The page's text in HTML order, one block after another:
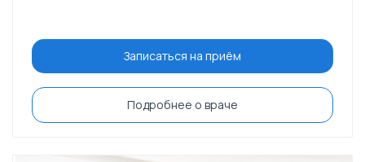
Записаться на приём
Подробнее о враче